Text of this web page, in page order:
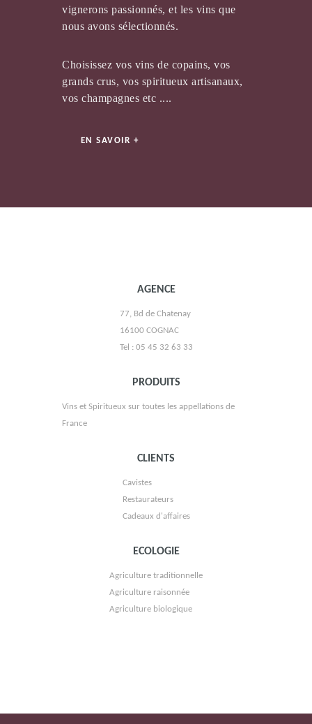
vignerons passionnés, et les vins que
nous avons sélectionnés.
Choisissez vos vins de copains, vos
grands crus, vos spiritueux artisanaux,
vos champagnes etc ....
EN SAVOIR +
AGENCE
77, Bd de Chatenay
16100 COGNAC
Tel : 05 45 32 63 33
PRODUITS
Vins et Spiritueux sur toutes les appellations de
France
CLIENTS
Cavistes
Restaurateurs
Cadeaux d'affaires
ECOLOGIE
Agriculture traditionnelle
Agriculture raisonnée
Agriculture biologique